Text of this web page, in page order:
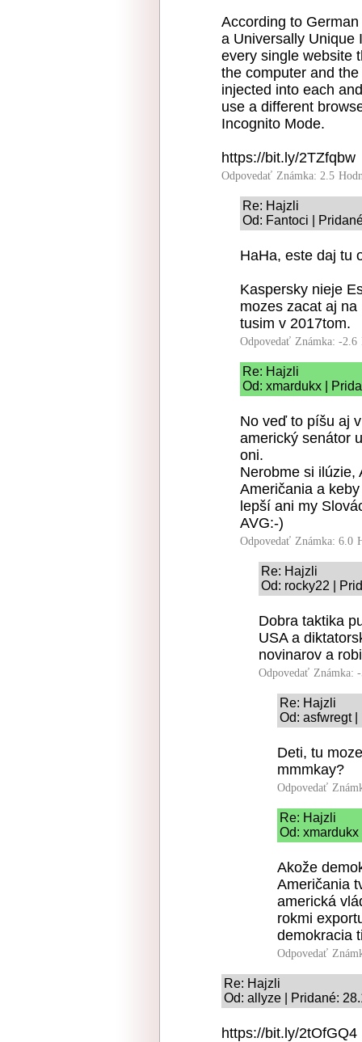
According to
a Universally Unique
every single website
the computer and
injected into each
use a different
Incognito Mode.
https://bit.ly/2TZfqbw
Odpovedať Známka: 2.5
Re: Hajzli
Od: Fantoci |
HaHa, este daj tu
Kaspersky nieje
mozes zacat aj
tusim v 2017tom.
Odpovedať Známka: -2.6
Re: Hajzli
Od: xmardukx |
No veď to píšu aj
americký senátor
oni.
Nerobme si ilúzie,
Američania a
lepší ani my
AVG:-)
Odpovedať Známka: 6.0
Re: Hajzli
Od: rocky22 |
Dobra taktika
USA a
novinarov a
Odpovedať Známka:
Re: Hajzli
Od: asfwregt
Deti, tu
mmmkay?
Odpovedať
Re: Hajzli
Od:
Akože
Američania
americká
rokmi
demokracia
Odpovedať
Re: Hajzli
Od: allyze | Pridané:
https://bit.ly/2tOfGQ4